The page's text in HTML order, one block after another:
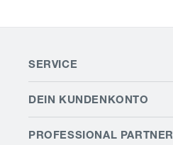
SERVICE
DEIN KUNDENKONTO
PROFESSIONAL PARTNER